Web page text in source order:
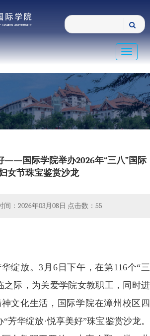
Toggle
——国际学院举办2026年“三八”国际
女节珠宝鉴赏沙龙
间：2026年03月08日 点击数： 55
绽放。3月6日下午，在第116个“三
之际，为关爱学院女教职工，同时进
文化生活，国际学院在漳州校区四
芳华绽放·悦享美好”珠宝鉴赏沙龙。